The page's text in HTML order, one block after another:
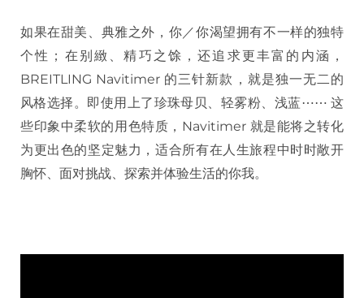
如果在甜美、典雅之外，你／你渴望拥有不一样的独特
个性；在别緻、精巧之馀，还追求更丰富的内涵，
BREITLING Navitimer 的三针新款，就是独一无二的
风格选择。即使用上了珍珠母贝、轻雾粉、浅蓝⋯⋯ 这
些印象中柔软的用色特质，Navitimer 就是能将之转化
为更出色的坚定魅力，适合所有在人生旅程中时时敞开
胸怀、面对挑战、探索并体验生活的你我。